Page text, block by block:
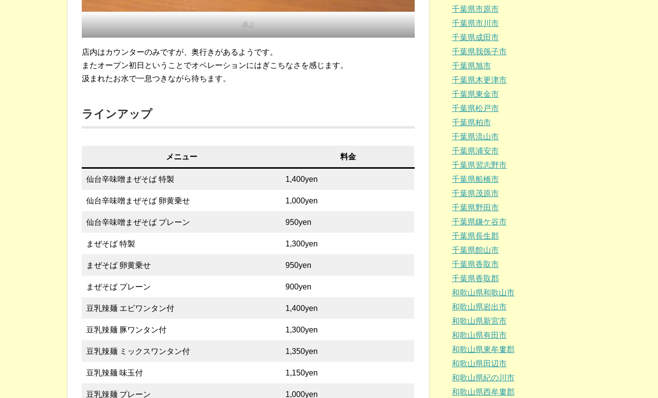
卓上
店内はカウンターのみですが、奥行きがあるようです。
またオープン初日ということでオペレーションにはぎこちなさを感じます。
汲まれたお水で一息つきながら待ちます。
ラインアップ
メニュー 料金
仙台辛味噌まぜそば 特製 1,400yen
仙台辛味噌まぜそば 卵黄乗せ 1,000yen
仙台辛味噌まぜそば プレーン 950yen
まぜそば 特製 1,300yen
まぜそば 卵黄乗せ 950yen
まぜそば プレーン 900yen
豆乳辣麺 エビワンタン付 1,400yen
豆乳辣麺 豚ワンタン付 1,300yen
豆乳辣麺 ミックスワンタン付 1,350yen
豆乳辣麺 味玉付 1,150yen
豆乳辣麺 プレーン 1,000yen
千葉県市原市
千葉県市川市
千葉県成田市
千葉県我孫子市
千葉県旭市
千葉県木更津市
千葉県東金市
千葉県松戸市
千葉県柏市
千葉県流山市
千葉県浦安市
千葉県習志野市
千葉県船橋市
千葉県茂原市
千葉県野田市
千葉県鎌ケ谷市
千葉県長生郡
千葉県館山市
千葉県香取市
千葉県香取郡
和歌山県和歌山市
和歌山県岩出市
和歌山県新宮市
和歌山県有田市
和歌山県東牟婁郡
和歌山県田辺市
和歌山県紀の川市
和歌山県西牟婁郡